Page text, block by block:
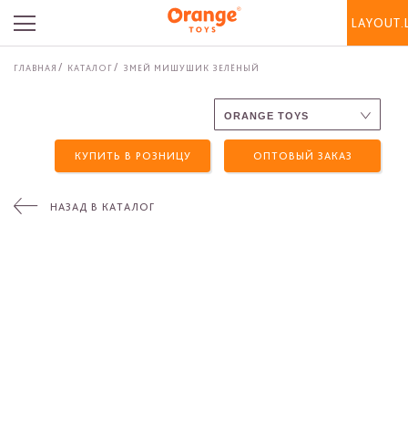
ГЛАВНАЯ КАТАЛОГ ЗМЕЙ МИШУШИК ЗЕЛЁНЫЙ
ОПТОВЫЙ ЗАКАЗ
КУПИТЬ В РОЗНИЦУ
НАЗАД В КАТАЛОГ